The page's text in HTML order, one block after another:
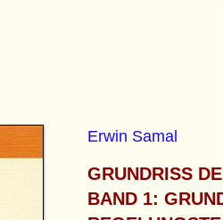
Erwin Samal
GRUNDRISS
BAND 1: